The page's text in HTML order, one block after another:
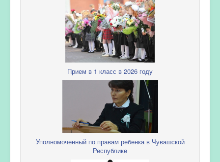
Прием в 1 класс в 2026 году
Уполномоченный по правам ребенка в Чувашской
Республике